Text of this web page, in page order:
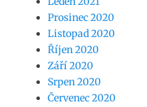
Prosinec 2020
Listopad 2020
Říjen 2020
Září 2020
Srpen 2020
Červenec 2020